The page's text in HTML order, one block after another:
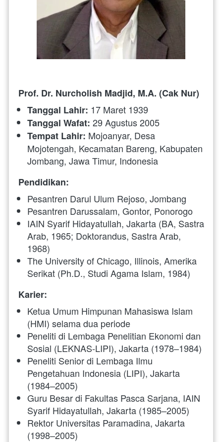
Prof. Dr. Nurcholish Madjid, M.A. (Cak Nur)
Tanggal Lahir: 17 Maret 1939
Tanggal Wafat: 29 Agustus 2005
Tempat Lahir: Mojoanyar, Desa
Mojotengah, Kecamatan Bareng, Kabupaten
Jombang, Jawa Timur, Indonesia
Pendidikan:
Pesantren Darul Ulum Rejoso, Jombang
Pesantren Darussalam, Gontor, Ponorogo
IAIN Syarif Hidayatullah, Jakarta (BA, Sastra
Arab, 1965; Doktorandus, Sastra Arab,
1968)
The University of Chicago, Illinois, Amerika
Serikat (Ph.D., Studi Agama Islam, 1984)
Karier:
Ketua Umum Himpunan Mahasiswa Islam
(HMI) selama dua periode
Peneliti di Lembaga Penelitian Ekonomi dan
Sosial (LEKNAS-LIPI), Jakarta (1978–1984)
Peneliti Senior di Lembaga Ilmu
Pengetahuan Indonesia (LIPI), Jakarta
(1984–2005)
Guru Besar di Fakultas Pasca Sarjana, IAIN
Syarif Hidayatullah, Jakarta (1985–2005)
Rektor Universitas Paramadina, Jakarta
(1998–2005)